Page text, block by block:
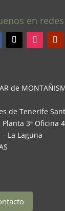
en redes
de
de Tenerife
3ª Oficina
La Laguna